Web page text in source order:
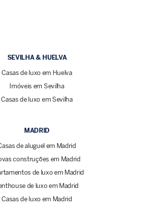
SEVILHA & HUELVA
Casas de luxo em Huelva
Imóveis em Sevilha
Casas de luxo em Sevilha
MADRID
de aluguel em Madrid
construções em Madrid
de luxo em Madrid
de luxo em Madrid
Casas de luxo em Madrid